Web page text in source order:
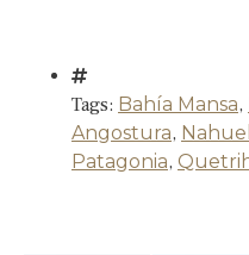
Tags: Bahía Mansa,
Angostura,
Patagonia,